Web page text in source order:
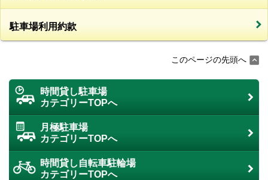
駐車場利用約款
このページの先頭へ
時間貸し駐車場
カテゴリーTOPへ
月極駐車場
カテゴリーTOPへ
時間貸し自転車駐輪場
カテゴリーTOPへ